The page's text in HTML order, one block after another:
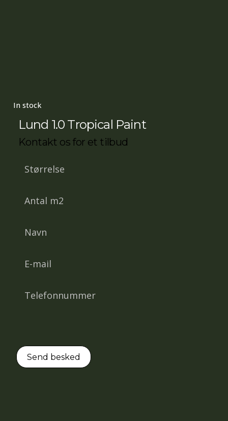
In stock
Lund 1.0 Tropical Paint
Kontakt os for et tilbud